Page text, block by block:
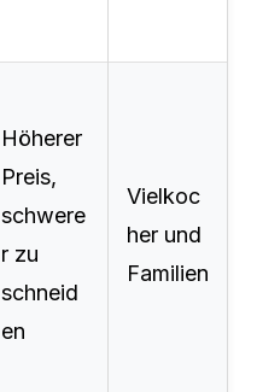
Höherer
Preis,
schwere
r zu
schneid
en
Vielkoc
her und
Familien